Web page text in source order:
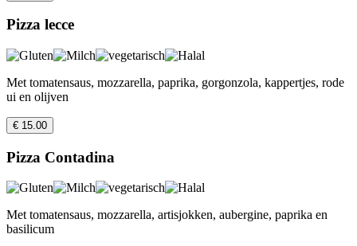
Pizza lecce
Met tomatensaus, mozzarella, paprika, gorgonzola, kappertjes, rode
ui en olijven
€ 15.00
Pizza Contadina
Met tomatensaus, mozzarella, artisjokken, aubergine, paprika en
basilicum